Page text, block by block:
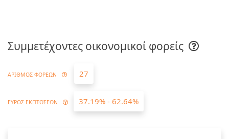
Συμμετέχοντες οικονομικοί φορείς
ΑΡΙΘΜΟΣ ΦΟΡΕΩΝ 27
ΕΥΡΟΣ ΕΚΠΤΩΣΕΩΝ 37.19% - 62.64%